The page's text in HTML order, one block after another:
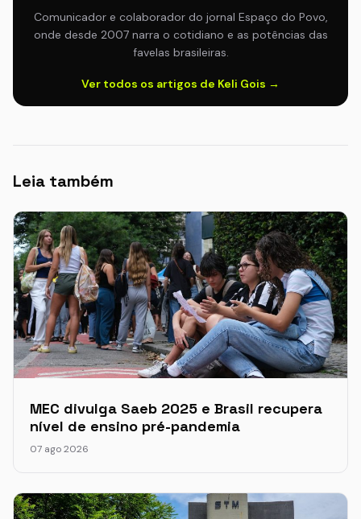
Comunicador e colaborador do jornal Espaço do Povo,
onde desde 2007 narra o cotidiano e as potências das
favelas brasileiras.
Ver todos os artigos de Keli Gois →
Leia também
MEC divulga Saeb 2025 e Brasil recupera
nível de ensino pré-pandemia
07 ago 2026